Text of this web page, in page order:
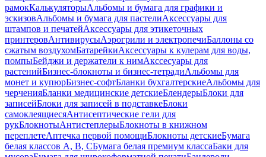
рамокКалькуляторыАльбомы и бумага для графики и
эскизовАльбомы и бумага для пастелиАксессуары для
штампов и печатейАксессуары для этикеточных
принтеровАнтивирусыАэрогрили и электропечиБаллоны со
сжатым воздухомБатарейкиАксессуары к кулерам для воды,
помпыБейджи и держатели к нимАкссесуары для
растенийБизнес-блокноты и бизнес-тетрадиАльбомы для
монет и купюрБизнес-софтБланки бухгалтерскиеАльбомы для
черченияБланки медицинские детскиеБлендерыБлоки для
записейБлоки для записей в подставкеБлоки
самоклеящиесяАнтисептические гели для
рукБлокнотыАнтистеплерыБлокноты в книжном
переплетеАптечка первой помощиБлокноты детскиеБумага
белая классов А, В, СБумага белая премиум классаБаки для